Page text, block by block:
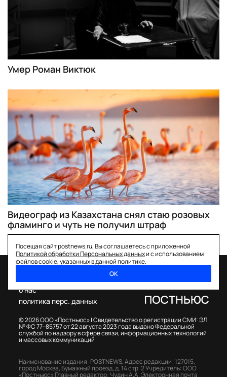
Умер Роман Виктюк
Видеограф из Казахстана снял стаю розовых
фламинго и чуть не получил штраф
Посещая сайт postnews.ru, Вы соглашаетесь с приложенной
Политикой обработки Персональных данныхи с использованием
файлов cookie, указанных в данной политике.
ОК
© 2026 ООО «Постньюс» |Свидетельство о регистрации СМИ: ЭЛ
№ ФС 77–85757 от 22 августа 2023 года выдано Федеральной
службой по надзору в сфере связи, информационных технологий
и массовых коммуникаций
о нас
политика перс. данных
Наименование издания: POSTNEWS,Адрес редакции: 127015,
город Москва, Бумажный проезд, д. 14 стр. 2Учредитель: ООО
«Постньюс» Главный редактор: Чудин А.А.Электронная почта